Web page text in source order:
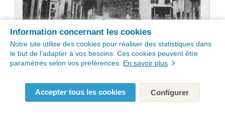
Information concernant les cookies
Notre site utilise des cookies pour réaliser des statistiques dans
le but de l’adapter à vos besoins. Ces cookies peuvent être
paramétrés selon vos préférences. En savoir plus
Accepter tous les cookies Configurer